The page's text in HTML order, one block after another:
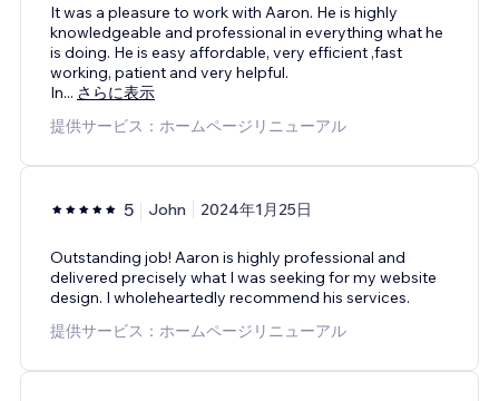
It was a pleasure to work with Aaron. He is highly
knowledgeable and professional in everything what he
is doing. He is easy affordable, very efficient ,fast
working, patient and very helpful.
In... さらに表示
提供サービス：ホームページリニューアル
5 John 2024年1月25日
Outstanding job! Aaron is highly professional and
delivered precisely what I was seeking for my website
design. I wholeheartedly recommend his services.
提供サービス：ホームページリニューアル